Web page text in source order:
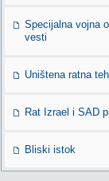
Specijalna vojna
vesti
Uništena ratna
Rat Izrael i SAD
Bliski istok